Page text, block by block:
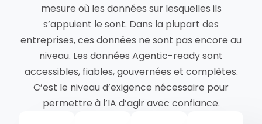
mesure où les données sur lesquelles ils
s’appuient le sont. Dans la plupart des
entreprises, ces données ne sont pas encore au
niveau. Les données Agentic-ready sont
accessibles, fiables, gouvernées et complètes.
C’est le niveau d’exigence nécessaire pour
permettre à l’IA d’agir avec confiance.